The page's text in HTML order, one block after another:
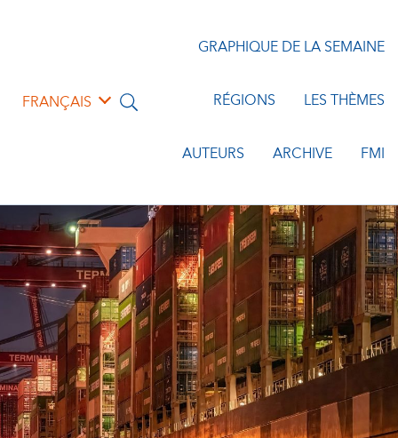
FRANÇAIS
GRAPHIQUE DE LA SEMAINE
RÉGIONS LES THÈMES
AUTEURS ARCHIVE FMI